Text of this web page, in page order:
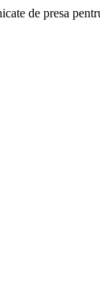
de presa